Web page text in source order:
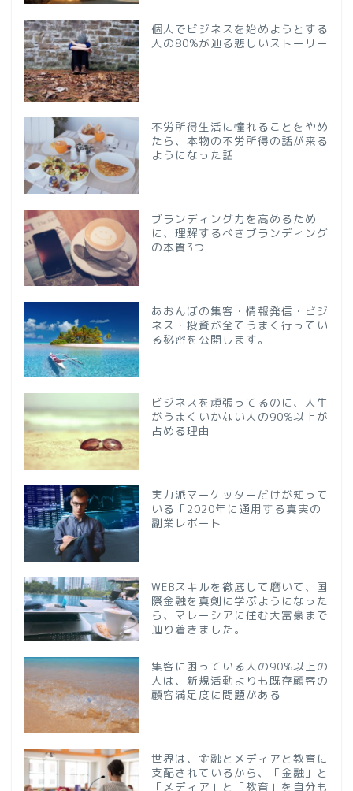
個人でビジネスを始めようとする
人の80%が辿る悲しいストーリー
不労所得生活に憧れることをやめ
たら、本物の不労所得の話が来る
ようになった話
ブランディング力を高めるため
に、理解するべきブランディング
の本質3つ
あおんぼの集客・情報発信・ビジ
ネス・投資が全てうまく行ってい
る秘密を公開します。
ビジネスを頑張ってるのに、人生
がうまくいかない人の90%以上が
占める理由
実力派マーケッターだけが知って
いる「2020年に通用する真実の
副業レポート
WEBスキルを徹底して磨いて、国
際金融を真剣に学ぶようになった
ら、マレーシアに住む大富豪まで
辿り着きました。
集客に困っている人の90%以上の
人は、新規活動よりも既存顧客の
顧客満足度に問題がある
世界は、金融とメディアと教育に
支配されているから、「金融」と
「メディア」と「教育」を自分も